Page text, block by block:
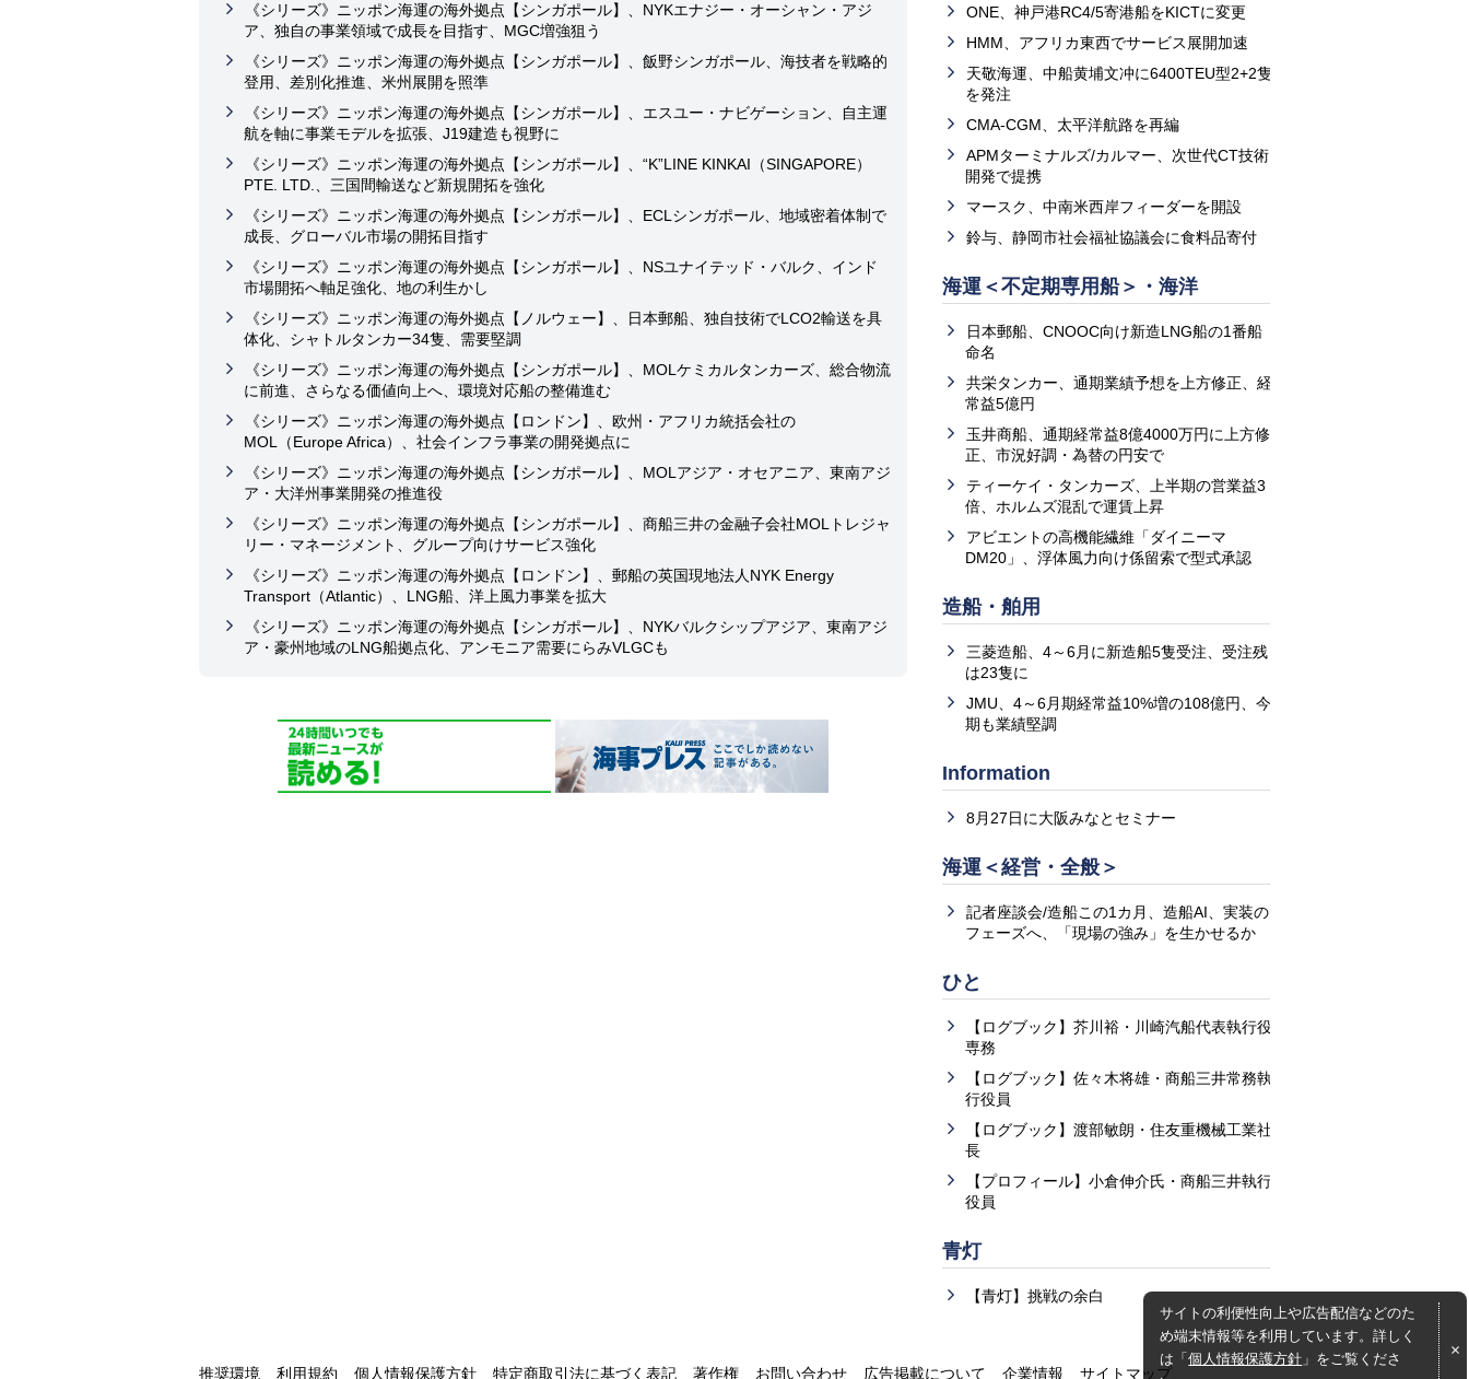
《シリーズ》ニッポン海運の海外拠点【シンガポール】、NYKエナジー・オーシャン・アジ
ア、独自の事業領域で成長を目指す、MGC増強狙う
《シリーズ》ニッポン海運の海外拠点【シンガポール】、飯野シンガポール、海技者を戦略的
登用、差別化推進、米州展開を照準
《シリーズ》ニッポン海運の海外拠点【シンガポール】、エスユー・ナビゲーション、自主運
航を軸に事業モデルを拡張、J19建造も視野に
《シリーズ》ニッポン海運の海外拠点【シンガポール】、“K”LINE KINKAI（SINGAPORE）
PTE. LTD.、三国間輸送など新規開拓を強化
《シリーズ》ニッポン海運の海外拠点【シンガポール】、ECLシンガポール、地域密着体制で
成長、グローバル市場の開拓目指す
《シリーズ》ニッポン海運の海外拠点【シンガポール】、NSユナイテッド・バルク、インド
市場開拓へ軸足強化、地の利生かし
《シリーズ》ニッポン海運の海外拠点【ノルウェー】、日本郵船、独自技術でLCO2輸送を具
体化、シャトルタンカー34隻、需要堅調
《シリーズ》ニッポン海運の海外拠点【シンガポール】、MOLケミカルタンカーズ、総合物流
に前進、さらなる価値向上へ、環境対応船の整備進む
《シリーズ》ニッポン海運の海外拠点【ロンドン】、欧州・アフリカ統括会社の
MOL（Europe Africa）、社会インフラ事業の開発拠点に
《シリーズ》ニッポン海運の海外拠点【シンガポール】、MOLアジア・オセアニア、東南アジ
ア・大洋州事業開発の推進役
《シリーズ》ニッポン海運の海外拠点【シンガポール】、商船三井の金融子会社MOLトレジャ
リー・マネージメント、グループ向けサービス強化
《シリーズ》ニッポン海運の海外拠点【ロンドン】、郵船の英国現地法人NYK Energy
Transport（Atlantic）、LNG船、洋上風力事業を拡大
《シリーズ》ニッポン海運の海外拠点【シンガポール】、NYKバルクシップアジア、東南アジ
ア・豪州地域のLNG船拠点化、アンモニア需要にらみVLGCも
ONE、神戸港RC4/5寄港船をKICTに変更
HMM、アフリカ東西でサービス展開加速
天敬海運、中船黄埔文冲に6400TEU型2+2隻
を発注
CMA-CGM、太平洋航路を再編
APMターミナルズ/カルマー、次世代CT技術
開発で提携
マースク、中南米西岸フィーダーを開設
鈴与、静岡市社会福祉協議会に食料品寄付
海運＜不定期専用船＞・海洋
日本郵船、CNOOC向け新造LNG船の1番船
命名
共栄タンカー、通期業績予想を上方修正、経
常益5億円
玉井商船、通期経常益8億4000万円に上方修
正、市況好調・為替の円安で
ティーケイ・タンカーズ、上半期の営業益3
倍、ホルムズ混乱で運賃上昇
アビエントの高機能繊維「ダイニーマ
DM20」、浮体風力向け係留索で型式承認
造船・舶用
三菱造船、4～6月に新造船5隻受注、受注残
は23隻に
JMU、4～6月期経常益10%増の108億円、今
期も業績堅調
Information
8月27日に大阪みなとセミナー
海運＜経営・全般＞
記者座談会/造船この1カ月、造船AI、実装の
フェーズへ、「現場の強み」を生かせるか
ひと
【ログブック】芥川裕・川崎汽船代表執行役
専務
【ログブック】佐々木将雄・商船三井常務執
行役員
【ログブック】渡部敏朗・住友重機械工業社
長
【プロフィール】小倉伸介氏・商船三井執行
役員
青灯
【青灯】挑戦の余白
サイトの利便性向上や広告配信などのた
め端末情報等を利用しています。詳しく
は「個人情報保護方針 」をご覧くださ
推奨環境 利用規約 個人情報保護方針 特定商取引法に基づく表記 著作権 お問い合わせ 広告掲載について 企業情報 サイトマップ